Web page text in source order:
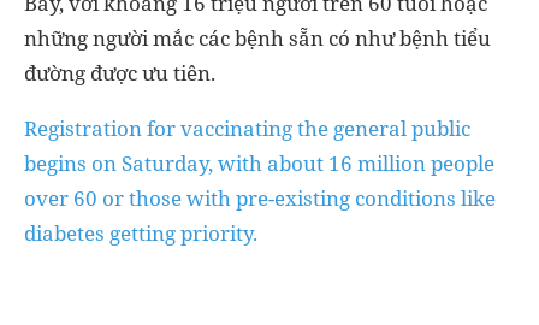
những người mắc các bệnh sẵn có như bệnh tiểu
đường được ưu tiên.
Registration for vaccinating the general public
begins on Saturday, with about 16 million people
over 60 or those with pre-existing conditions like
diabetes getting priority.